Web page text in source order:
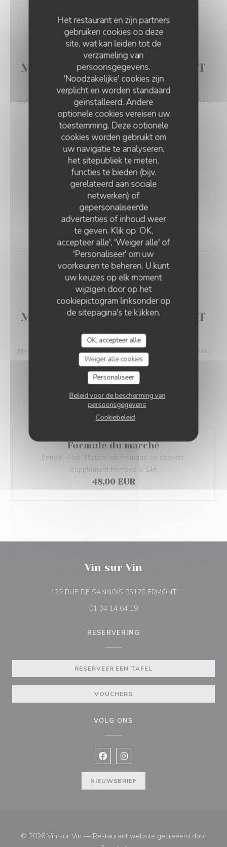
Het restaurant en zijn partners
gebruiken cookies op deze
site, wat kan leiden tot de
verzameling van
persoonsgegevens.
'Noodzakelijke' cookies zijn
verplicht en worden standaard
geïnstalleerd. Andere
optionele cookies vereisen uw
toestemming. Deze optionele
cookies worden gebruikt om
uw navigatie te analyseren,
het sitepubliek te meten,
functies te bieden (bijv.
gerelateerd aan sociale
netwerken) of
gepersonaliseerde
advertenties of inhoud weer
te geven. Klik op 'OK,
accepteer alle', 'Weiger alle' of
'Personaliseer' om uw
voorkeuren te beheren. U kunt
uw keuzes op elk moment
wijzigen door op het
cookiepictogram linksonder op
de sitepagina's te klikken.
OK, accepteer alle
Weiger alle cookies
Personaliseer
Beleid voor de bescherming van
persoonsgegevens
Cookiebeleid
MENU SOIR (UNIQUEMENT
VENDREDI ET SAMEDI)
Balade gourmande : -Amuse bouche -Entrée -Plat poisson -
Pause gourmande -Plat viande -Fromage -Dessert
78,00 EUR
Balade gourmande :
-Amuse bouche -Entrée -Plat poisson -Pause
gourmande -Plat viande -Fromage -Dessert
78,00 EUR
MENU MIDI (UNIQUEMENT
SAMEDI)
Menu du marché Entrée Plat Plateau de fromage ou dessert
Supplément fromage a 14€
48,00 EUR
Formule du marché
-Entrée -Plat -Plateau de fromage ou dessert -
Supplément fromage a 14€
48,00 EUR
Vin sur Vin
122 RUE DE SANNOIS 95120 ERMONT((opent in een
01 34 14 64 19
RESERVERING
RESERVEER EEN TAFEL
VOUCHERS
VOLG ONS
Facebook ((opent in een nieuw
Instagram ((opent in een
NIEUWSBRIEF
© 2026 Vin sur Vin — Restaurant website gecreëerd door
VIN SUR VIN